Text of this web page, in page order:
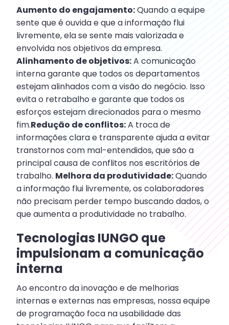
Aumento do engajamento:Quando a equipe
sente que é ouvida e que a informação flui
livremente, ela se sente mais valorizada e
envolvida nos objetivos da empresa.
Alinhamento de objetivos:A comunicação
interna garante que todos os departamentos
estejam alinhados com a visão do negócio. Isso
evita o retrabalho e garante que todos os
esforços estejam direcionados para o mesmo
fim.Redução de conflitos:A troca de
informações clara e transparente ajuda a evitar
transtornos com mal-entendidos, que são a
principal causa de conflitos nos escritórios de
trabalho. Melhora da produtividade:Quando
a informação flui livremente, os colaboradores
não precisam perder tempo buscando dados, o
que aumenta a produtividade no trabalho.
Tecnologias IUNGO que
impulsionam a comunicação
interna
Ao encontro da inovação e de melhorias
internas e externas nas empresas, nossa equipe
de programação foca na usabilidade das